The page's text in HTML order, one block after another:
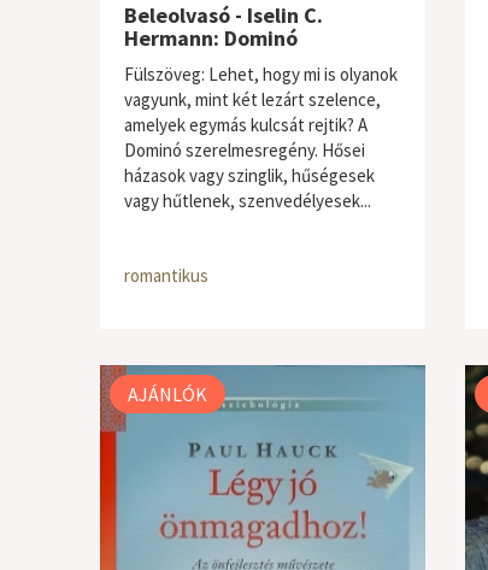
Beleolvasó - Iselin C.
Hermann: Dominó
Fülszöveg: Lehet, hogy mi is olyanok
vagyunk, mint két lezárt szelence,
amelyek egymás kulcsát rejtik? A
Dominó szerelmesregény. Hősei
házasok vagy szinglik, hűségesek
vagy hűtlenek, szenvedélyesek...
romantikus
AJÁNLÓK